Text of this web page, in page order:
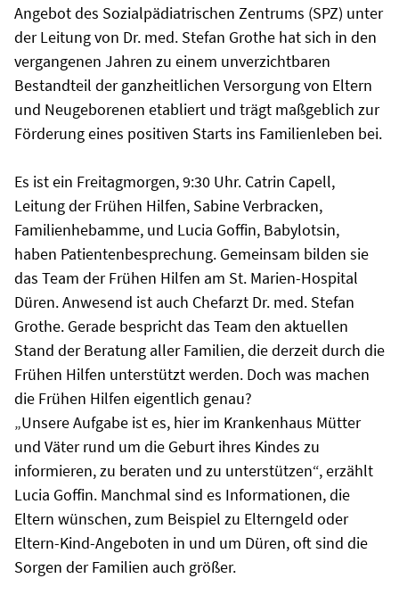
Angebot des Sozialpädiatrischen Zentrums (SPZ) unter
der Leitung von Dr. med. Stefan Grothe hat sich in den
vergangenen Jahren zu einem unverzichtbaren
Bestandteil der ganzheitlichen Versorgung von Eltern
und Neugeborenen etabliert und trägt maßgeblich zur
Förderung eines positiven Starts ins Familienleben bei.
Es ist ein Freitagmorgen, 9:30 Uhr. Catrin Capell,
Leitung der Frühen Hilfen, Sabine Verbracken,
Familienhebamme, und Lucia Goffin, Babylotsin,
haben Patientenbesprechung. Gemeinsam bilden sie
das Team der Frühen Hilfen am St. Marien-Hospital
Düren. Anwesend ist auch Chefarzt Dr. med. Stefan
Grothe. Gerade bespricht das Team den aktuellen
Stand der Beratung aller Familien, die derzeit durch die
Frühen Hilfen unterstützt werden. Doch was machen
die Frühen Hilfen eigentlich genau?
„Unsere Aufgabe ist es, hier im Krankenhaus Mütter
und Väter rund um die Geburt ihres Kindes zu
informieren, zu beraten und zu unterstützen“, erzählt
Lucia Goffin. Manchmal sind es Informationen, die
Eltern wünschen, zum Beispiel zu Elterngeld oder
Eltern-Kind-Angeboten in und um Düren, oft sind die
Sorgen der Familien auch größer.